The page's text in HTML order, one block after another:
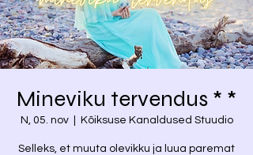
Mineviku tervendus * *
N, 05. nov
  |
Kõiksuse Kanaldused Stuudio
Selleks, et muuta olevikku ja luua paremat